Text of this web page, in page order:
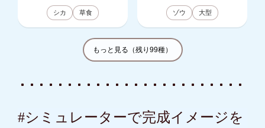
シカ 草食 ゾウ 大型
もっと見る（残り99種）
#シミュレーターで完成イメージを